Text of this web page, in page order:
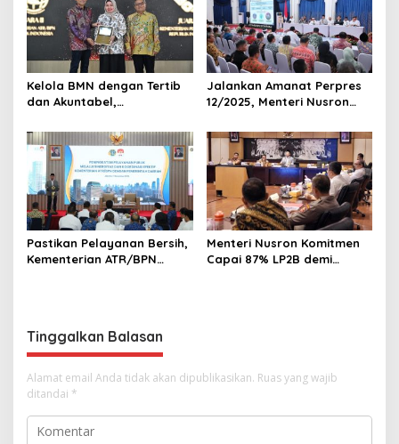
Tanah Wakaf
Kelola BMN dengan Tertib
dan Akuntabel,
Terima Anugerah Reksa
Bandha 2025
Jalankan Amanat Perpres
12/2025, Menteri Nusron
Lakukan Revisi Rencana
Tata Ruang
Pastikan Pelayanan Bersih,
Kementerian ATR/BPN
Menteri Nusron Komitmen
Capai 87% LP2B demi
Tinggalkan Balasan
Alamat email Anda tidak akan dipublikasikan. Ruas yang wajib
ditandai *